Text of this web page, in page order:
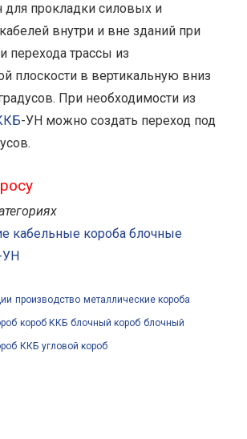
для прокладки силовых и
внутри и вне зданий при
перехода трассы из
плоскости в вертикальную вниз
При необходимости из
-УН можно создать переход под
кабельные короба блочные
производство металлические короба
короб ККБ блочный короб блочный
ККБ угловой короб